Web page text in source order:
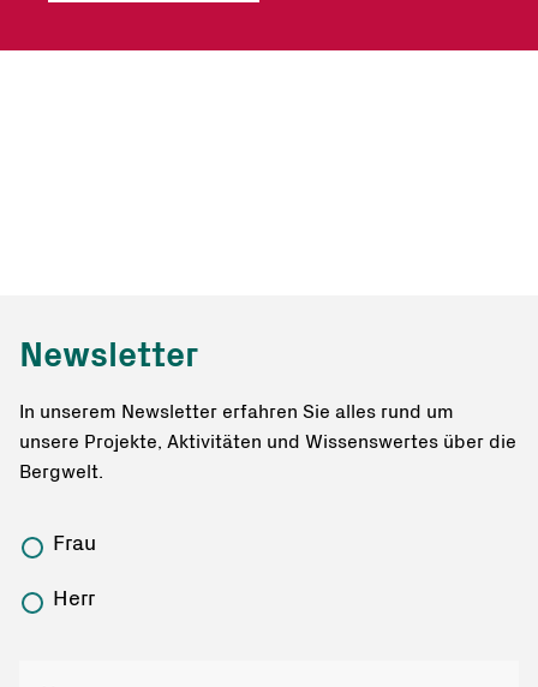
Newsletter
In unserem Newsletter erfahren Sie alles rund um
unsere Projekte, Aktivitäten und Wissenswertes über die
Bergwelt.
Frau
Herr